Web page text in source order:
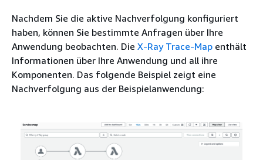
Nachdem Sie die aktive Nachverfolgung konfiguriert
haben, können Sie bestimmte Anfragen über Ihre
Anwendung beobachten. Die X-Ray Trace-Map enthält
Informationen über Ihre Anwendung und all ihre
Komponenten. Das folgende Beispiel zeigt eine
Nachverfolgung aus der Beispielanwendung: